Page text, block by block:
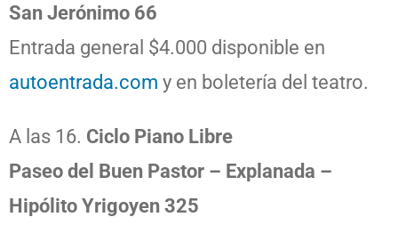
San Jerónimo 66
Entrada general $4.000 disponible en
autoentrada.com y en boletería del teatro.
A las 16. Ciclo Piano Libre
Paseo del Buen Pastor – Explanada –
Hipólito Yrigoyen 325